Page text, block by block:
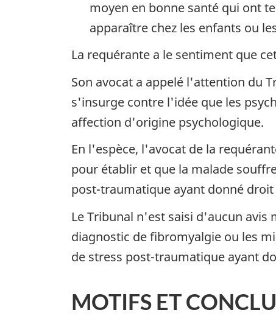
moyen en bonne santé qui ont
apparaître chez les enfants ou
La requérante a le sentiment que
Son avocat a appelé l'attention du
s'insurge contre l'idée que les
affection d'origine psychologique.
En l'espèce, l'avocat de la
pour établir et que la malade
post-traumatique ayant donné droit
Le Tribunal n'est saisi d'aucun
diagnostic de fibromyalgie ou les
de stress post-traumatique ayant
MOTIFS ET